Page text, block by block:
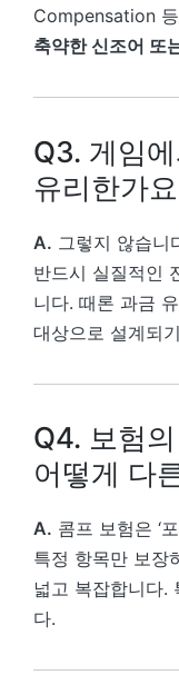
Compensation
축약한 신조어 또
Q3. 게임
유리한가
A. 그렇지 않습니
반드시 실질적인
니다. 때론 과금
대상으로 설계되
Q4. 보험
어떻게 다
A. 콤프 보험은 ‘
특정 항목만 보장
넓고 복잡합니다.
다.